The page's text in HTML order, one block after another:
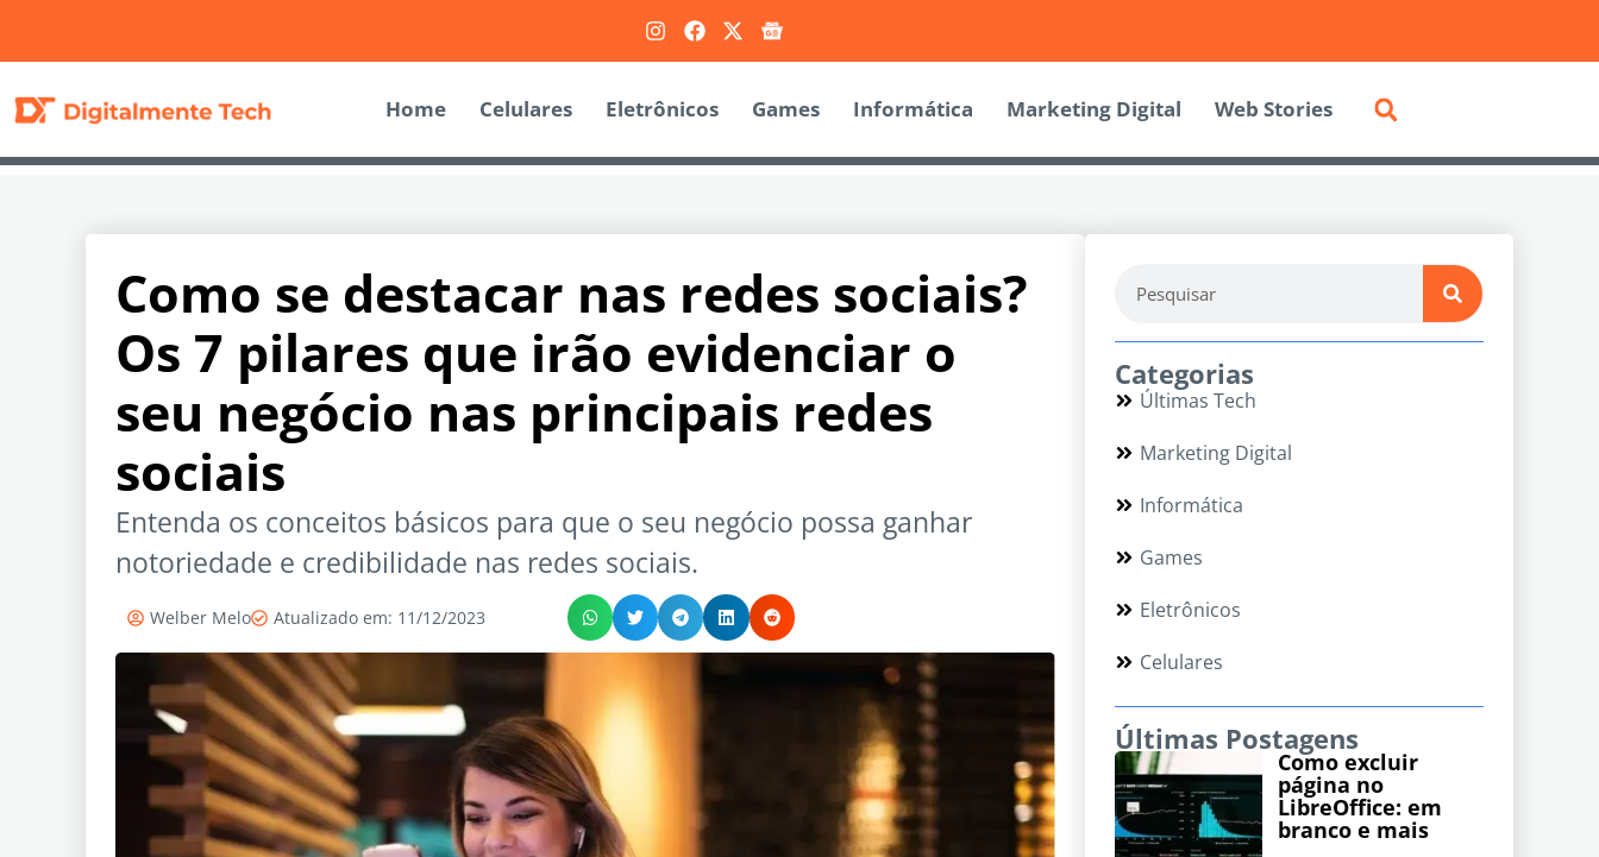
Home Celulares Eletrônicos Games Informática Marketing Digital Web Stories
Como se destacar nas redes sociais?
Os 7 pilares que irão evidenciar o
seu negócio nas principais redes
sociais
Entenda os conceitos básicos para que o seu negócio possa ganhar
notoriedade e credibilidade nas redes sociais.
Welber Melo Atualizado em: 11/12/2023
Categorias
Últimas Tech
Marketing Digital
Informática
Games
Eletrônicos
Celulares
Últimas Postagens
Como excluir
página no
LibreOffice: em
branco e mais